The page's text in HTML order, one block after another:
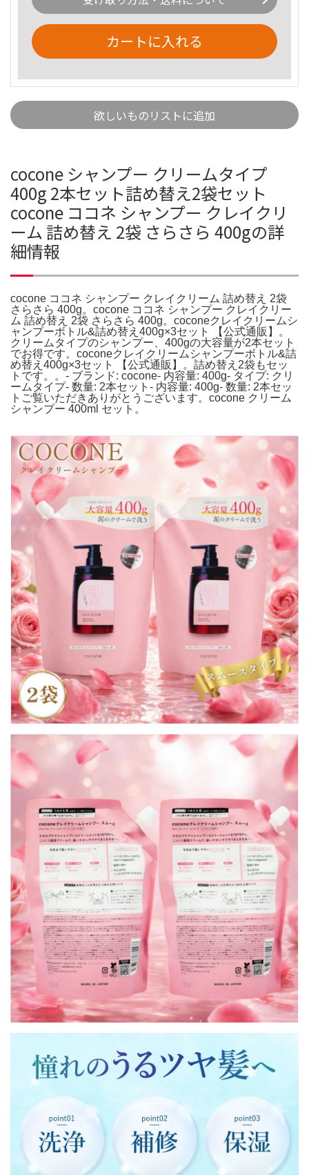
カートに入れる
欲しいものリストに追加
cocone シャンプー クリームタイプ
400g 2本セット詰め替え2袋セット
cocone ココネ シャンプー クレイクリ
ーム 詰め替え 2袋 さらさら 400gの詳
細情報
cocone ココネ シャンプー クレイクリーム 詰め替え 2袋
さらさら 400g。cocone ココネ シャンプー クレイクリー
ム 詰め替え 2袋 さらさら 400g。coconeクレイクリームシ
ャンプーボトル&詰め替え400g×3セット 【公式通販】。
クリームタイプのシャンプー、400gの大容量が2本セット
でお得です。coconeクレイクリームシャンプーボトル&詰
め替え400g×3セット 【公式通販】。詰め替え2袋もセッ
トです。。- ブランド: cocone- 内容量: 400g- タイプ: クリ
ームタイプ- 数量: 2本セット- 内容量: 400g- 数量: 2本セッ
トご覧いただきありがとうございます。cocone クリーム
シャンプー 400ml セット。